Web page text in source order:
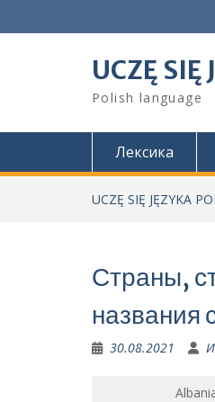
UCZĘ SIĘ
Polish language
Лексика
UCZĘ SIĘ JĘZYKA
Страны,
названия
30.08.2021